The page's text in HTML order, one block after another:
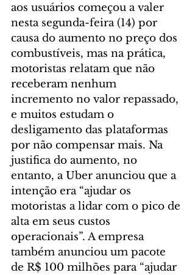
aos usuários começou a valer
nesta segunda-feira (14) por
causa do aumento no preço dos
combustíveis, mas na prática,
motoristas relatam que não
receberam nenhum
incremento no valor repassado,
e muitos estudam o
desligamento das plataformas
por não compensar mais. Na
justifica do aumento, no
entanto, a Uber anunciou que a
intenção era “ajudar os
motoristas a lidar com o pico de
alta em seus custos
operacionais”. A empresa
também anunciou um pacote
de R$ 100 milhões para “ajudar